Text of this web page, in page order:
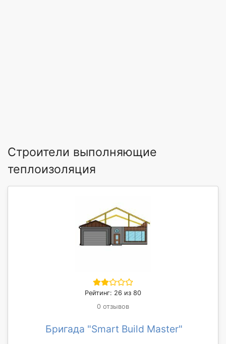
Строители выполняющие
теплоизоляция
Рейтинг: 26 из 80
0 отзывов
Бригада "Smart Build Master"